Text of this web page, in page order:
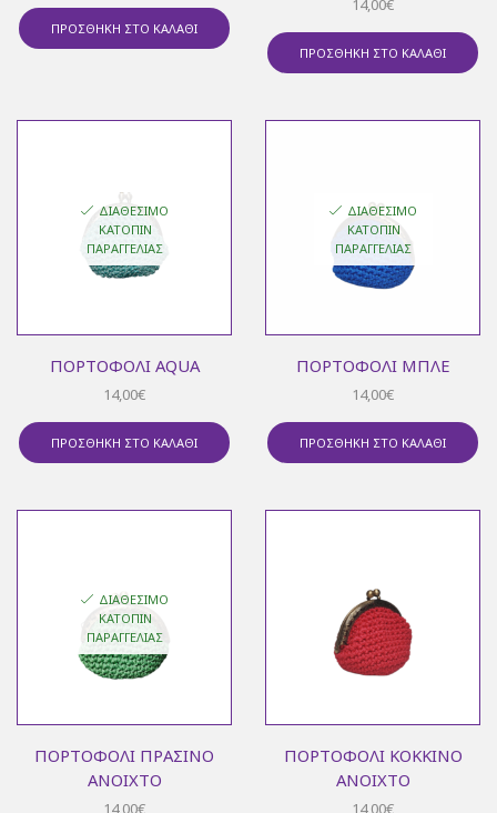
ΠΡΟΣΘΉΚΗ ΣΤΟ ΚΑΛΆΘΙ
14,00€
ΠΡΟΣΘΉΚΗ ΣΤΟ ΚΑΛΆΘΙ
ΔΙΑΘΈΣΙΜΟ
ΚΑΤΌΠΙΝ
ΠΑΡΑΓΓΕΛΊΑΣ
ΠΟΡΤΟΦΌΛΙ AQUA
14,00€
ΠΡΟΣΘΉΚΗ ΣΤΟ ΚΑΛΆΘΙ
ΔΙΑΘΈΣΙΜΟ
ΚΑΤΌΠΙΝ
ΠΑΡΑΓΓΕΛΊΑΣ
ΠΟΡΤΟΦΌΛΙ ΜΠΛΕ
14,00€
ΠΡΟΣΘΉΚΗ ΣΤΟ ΚΑΛΆΘΙ
ΔΙΑΘΈΣΙΜΟ
ΚΑΤΌΠΙΝ
ΠΑΡΑΓΓΕΛΊΑΣ
ΠΟΡΤΟΦΌΛΙ ΠΡΆΣΙΝΟ
ΑΝΟΙΧΤΌ
14,00€
ΠΟΡΤΟΦΌΛΙ ΚΌΚΚΙΝΟ
ΑΝΟΙΧΤΌ
14,00€